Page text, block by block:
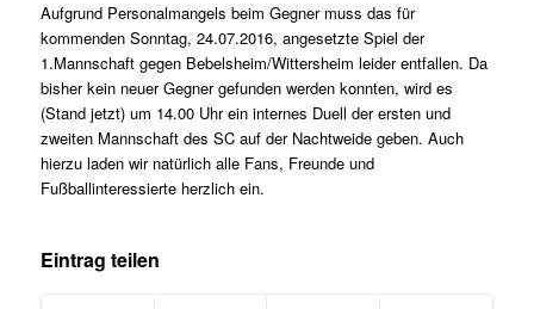
Aufgrund Personalmangels beim Gegner muss das für
kommenden Sonntag, 24.07.2016, angesetzte Spiel der
1.Mannschaft gegen Bebelsheim/Wittersheim leider entfallen. Da
bisher kein neuer Gegner gefunden werden konnten, wird es
(Stand jetzt) um 14.00 Uhr ein internes Duell der ersten und
zweiten Mannschaft des SC auf der Nachtweide geben. Auch
hierzu laden wir natürlich alle Fans, Freunde und
Fußballinteressierte herzlich ein.
Eintrag teilen